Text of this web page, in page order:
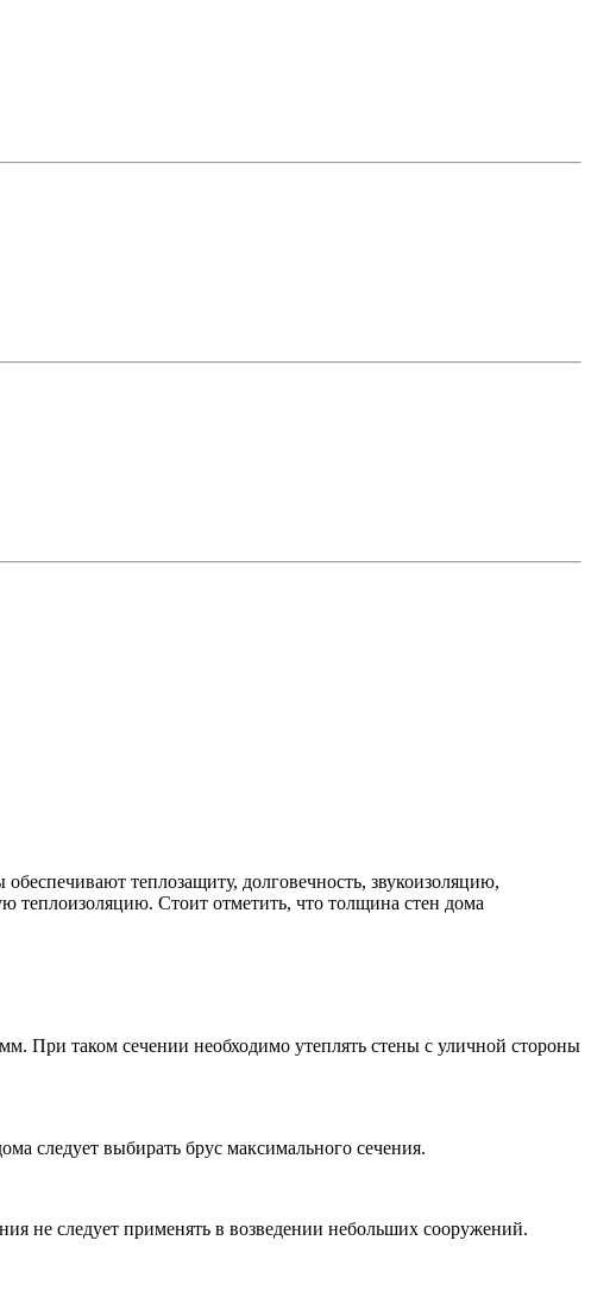
теплозащиту, долговечность, звукоизоляцию,
теплоизоляцию. Стоит отметить, что толщина стен дома
При таком сечении необходимо утеплять стены с уличной стороны
следует выбирать брус максимального сечения.
не следует применять в возведении небольших сооружений.